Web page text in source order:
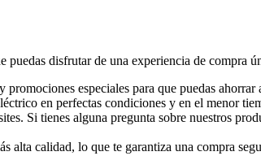
disfrutar de una experiencia de compra
especiales para que puedas ahorrar
en perfectas condiciones y en el menor
Si tienes alguna pregunta sobre nuestros
alta calidad, lo que te garantiza una compra